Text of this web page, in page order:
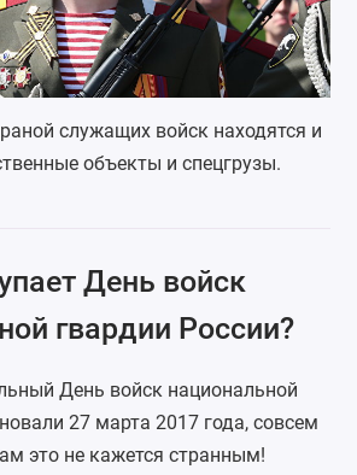
служащих войск находятся и
объекты и спецгрузы.
День войск
гвардии России?
День войск национальной
27 марта 2017 года, совсем
это не кажется странным!